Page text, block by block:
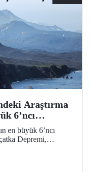
Araştırma
6’ncı
en büyük 6’ncı
Depremi,
alındı. Science